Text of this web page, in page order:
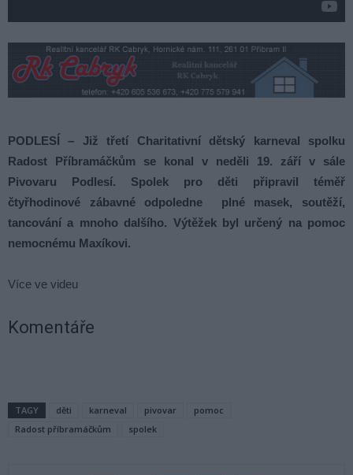
PODLESÍ – Již třetí Charitativní dětský karneval spolku
Radost Příbramáčkům se konal v neděli 19. září v sále
Pivovaru Podlesí. Spolek pro děti připravil téměř
čtyřhodinové zábavné odpoledne plné masek, soutěží,
tancování a mnoho dalšího. Výtěžek byl určený na pomoc
nemocnému Maxíkovi.
Více ve videu
Komentáře
TAGY děti karneval pivovar
pomoc
Radost příbramáčkům
spolek